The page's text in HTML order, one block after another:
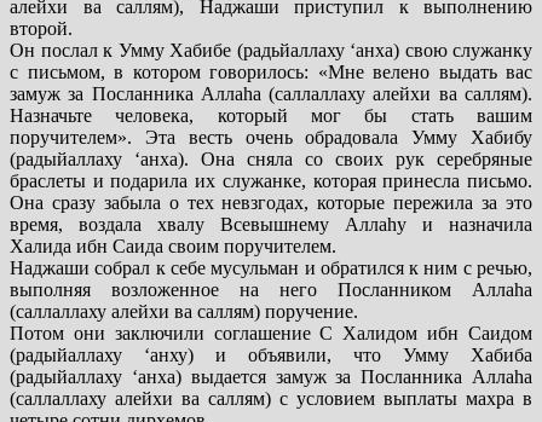
алейхи ва саллям), Наджаши приступил к выполнению
второй.
Он послал к Умму Хабибе (радьйаллаху ‘анха) свою служанку
с письмом, в котором говорилось: «Мне велено выдать вас
замуж за Посланника Аллаhа (саллаллаху алейхи ва саллям).
Назначьте человека, который мог бы стать вашим
поручителем». Эта весть очень обрадовала Умму Хабибу
(радыйаллаху ‘анха). Она сняла со своих рук серебряные
браслеты и подарила их служанке, которая принесла письмо.
Она сразу забыла о тех невзгодах, которые пережила за это
время, воздала хвалу Всевышнему Аллаhу и назначила
Халида ибн Саида своим поручителем.
Наджаши собрал к себе мусульман и обратился к ним с речью,
выполняя возложенное на него Посланником Аллаhа
(саллаллаху алейхи ва саллям) поручение.
Потом они заключили соглашение С Халидом ибн Саидом
(радыйаллаху ‘анху) и объявили, что Умму Хабиба
(радыйаллаху ‘анха) выдается замуж за Посланника Аллаhа
(саллаллаху алейхи ва саллям) с условием выплаты махра в